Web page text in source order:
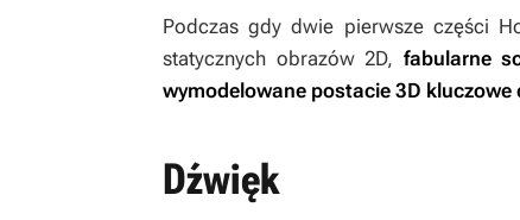
Podczas gdy dwie pierwsze części
statycznych obrazów 2D, fabularne
wymodelowane postacie 3D kluczowe
Dźwięk